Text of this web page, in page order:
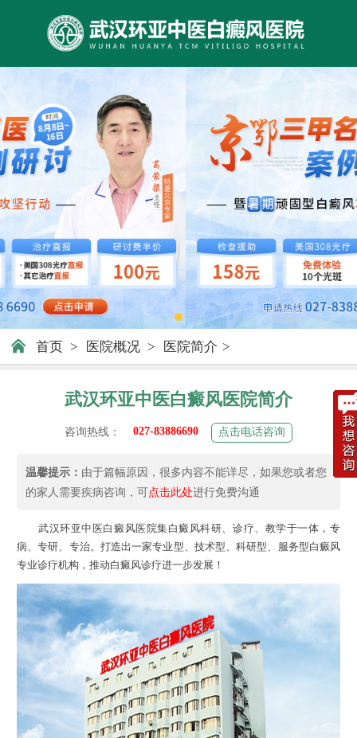
首页 > 医院概况 > 医院简介 >
武汉环亚中医白癜风医院简介
咨询热线： 027-83886690 点击电话咨询
温馨提示： 由于篇幅原因，很多内容不能详尽，如果您或者您
的家人需要疾病咨询，可点击此处进行免费沟通
武汉环亚中医白癜风医院集白癜风科研、诊疗、教学于一体，专
病、专研、专治。打造出一家专业型、技术型、科研型、服务型白癜风
专业诊疗机构，推动白癜风诊疗进一步发展！